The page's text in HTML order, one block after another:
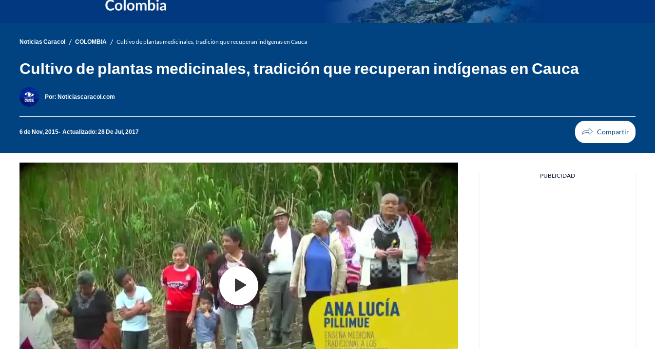
Noticias Caracol / COLOMBIA / Cultivo de plantas medicinales, tradición que recuperan indígenas en Cauca
Cultivo de plantas medicinales, tradición que recuperan indígenas en Cauca
Por: Noticiascaracol.com
6 de Nov, 2015 Actualizado: 28 De Jul, 2017
PUBLICIDAD